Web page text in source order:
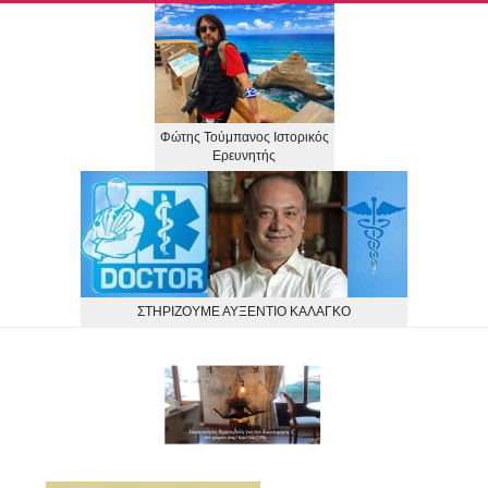
Φώτης Τούμπανος Ιστορικός
Ερευνητής
ΣΤΗΡΙΖΟΥΜΕ ΑΥΞΕΝΤΙΟ ΚΑΛΑΓΚΟ